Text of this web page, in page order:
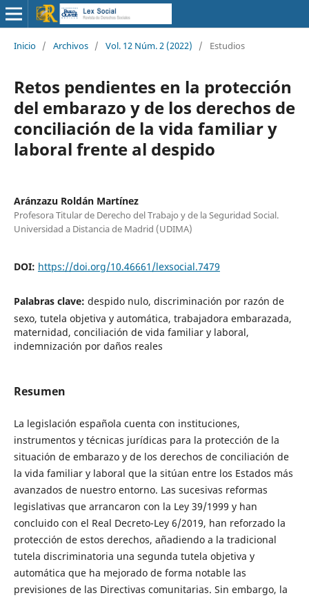
Inicio / Archivos / Vol. 12 Núm. 2 (2022) / Estudios
Retos pendientes en la protección
del embarazo y de los derechos de
conciliación de la vida familiar y
laboral frente al despido
Aránzazu Roldán Martínez
Profesora Titular de Derecho del Trabajo y de la Seguridad Social.
Universidad a Distancia de Madrid (UDIMA)
DOI: https://doi.org/10.46661/lexsocial.7479
Palabras clave: despido nulo, discriminación por razón de
sexo, tutela objetiva y automática, trabajadora embarazada,
maternidad, conciliación de vida familiar y laboral,
indemnización por daños reales
Resumen
La legislación española cuenta con instituciones,
instrumentos y técnicas jurídicas para la protección de la
situación de embarazo y de los derechos de conciliación de
la vida familiar y laboral que la sitúan entre los Estados más
avanzados de nuestro entorno. Las sucesivas reformas
legislativas que arrancaron con la Ley 39/1999 y han
concluido con el Real Decreto-Ley 6/2019, han reforzado la
protección de estos derechos, añadiendo a la tradicional
tutela discriminatoria una segunda tutela objetiva y
automática que ha mejorado de forma notable las
previsiones de las Directivas comunitarias. Sin embargo, la